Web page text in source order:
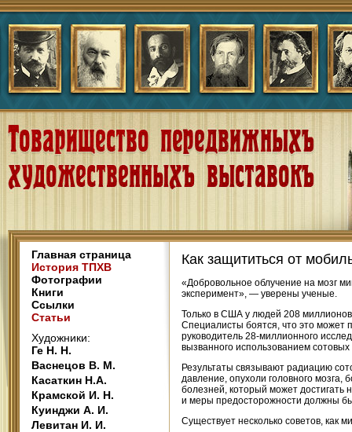
Главная страница
История ТПХВ
Фотографии
Книги
Ссылки
Статьи
Художники:
Ге Н. Н.
Васнецов В. М.
Касаткин Н.А.
Крамской И. Н.
Куинджи А. И.
Левитан И. И.
Как защититься от
«Добровольное облучение на мозг
эксперимент», — уверены ученые.
Только в США у людей 208
Специалисты боятся, что это может
руководитель 28-миллионного
вызванного использованием
Результаты связывают радиацию
давление, опухоли головного
болезней, который может достигать
и меры предосторожности должны
Существует несколько советов, как